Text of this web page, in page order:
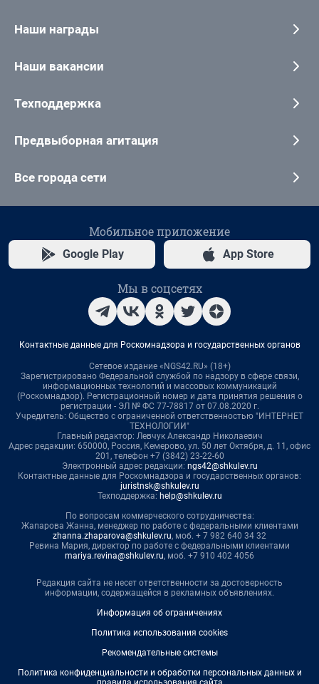
Наши награды
Наши вакансии
Техподдержка
Предвыборная агитация
Все города сети
Мобильное приложение
Google Play App Store
Мы в соцсетях
Контактные данные для Роскомнадзора и государственных органов
Сетевое издание «NGS42.RU» (18+)
Зарегистрировано Федеральной службой по надзору в сфере связи,
информационных технологий и массовых коммуникаций
(Роскомнадзор). Регистрационный номер и дата принятия решения о
регистрации - ЭЛ № ФС 77-78817 от 07.08.2020 г.
Учредитель: Общество с ограниченной ответственностью "ИНТЕРНЕТ
ТЕХНОЛОГИИ"
Главный редактор: Левчук Александр Николаевич
Адрес редакции: 650000, Россия, Кемерово, ул. 50 лет Октября, д. 11, офис
201, телефон +7 (3842) 23-22-60
Электронный адрес редакции: ngs42@shkulev.ru
Контактные данные для Роскомнадзора и государственных органов:
juristnsk@shkulev.ru
Техподдержка: help@shkulev.ru
По вопросам коммерческого сотрудничества:
Жапарова Жанна, менеджер по работе с федеральными клиентами
zhanna.zhaparova@shkulev.ru, моб. + 7 982 640 34 32
Ревина Мария, директор по работе с федеральными клиентами
mariya.revina@shkulev.ru, моб. +7 910 402 4056
Редакция сайта не несет ответственности за достоверность
информации, содержащейся в рекламных объявлениях.
Информация об ограничениях
Политика использования cookies
Рекомендательные системы
Политика конфиденциальности и обработки персональных данных и